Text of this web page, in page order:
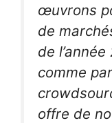
œuvrons
de
de
comme
offre de